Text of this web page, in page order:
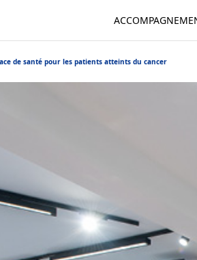
de santé pour les patients atteints du cancer